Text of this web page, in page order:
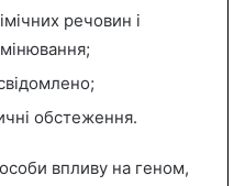
речовин і
обстеження.
впливу на геном,